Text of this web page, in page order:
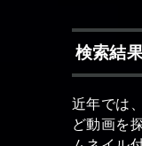
検索結
近年では
ど動画を